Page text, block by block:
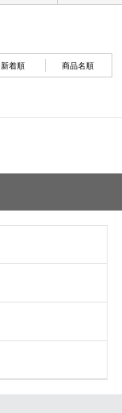
新着順 商品名順